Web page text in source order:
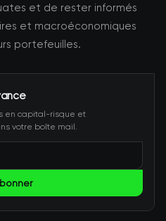
et de rester informés
et macroéconomiques
portefeuilles.
en capital-risque et
votre boîte mail.